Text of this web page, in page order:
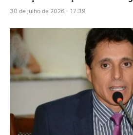
30 de julho de 2026 - 17:39